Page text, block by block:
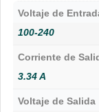
Voltaje de
100-240
Corriente de
3.34 A
Voltaje de Salida